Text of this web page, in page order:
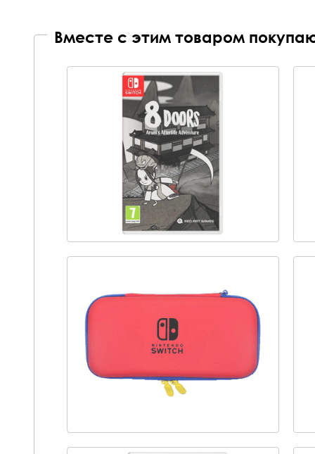
Вместе с этим товаром